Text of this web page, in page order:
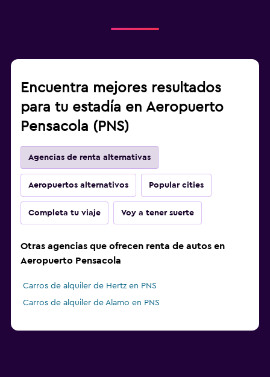
Encuentra mejores resultados
para tu estadía en Aeropuerto
Pensacola (PNS)
Agencias de renta alternativas
Aeropuertos alternativos Popular cities
Completa tu viaje Voy a tener suerte
Otras agencias que ofrecen renta de autos en
Aeropuerto Pensacola
Carros de alquiler de Hertz en PNS
Carros de alquiler de Alamo en PNS